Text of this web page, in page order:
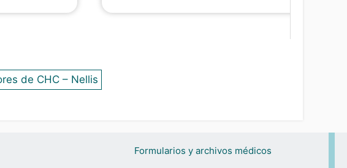
de CHC – Nellis
Formularios y archivos médicos